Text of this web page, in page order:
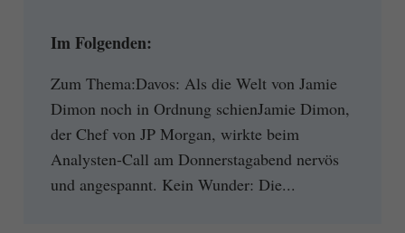
Im Folgenden:
Zum Thema:Davos: Als die Welt von Jamie
Dimon noch in Ordnung schienJamie Dimon,
der Chef von JP Morgan, wirkte beim
Analysten-Call am Donnerstagabend nervös
und angespannt. Kein Wunder: Die...